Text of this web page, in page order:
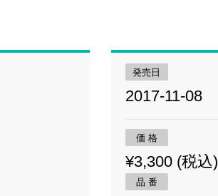
発売日
2017-11-08
価 格
¥3,300 (税込)
品 番